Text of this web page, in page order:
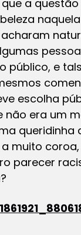
a
público, e
escolha
não era um
muito coroa,
parecer